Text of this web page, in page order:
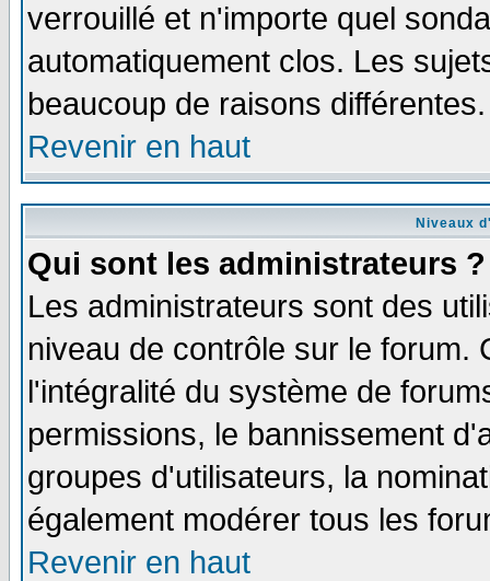
verrouillé et n'importe quel
automatiquement clos. Les
beaucoup de raisons différentes.
Revenir en haut
Niveaux
Qui sont les administrateurs ?
Les administrateurs sont des
niveau de contrôle sur le forum.
l'intégralité du système de
permissions, le bannissement
groupes d'utilisateurs, la
également modérer tous les
Revenir en haut